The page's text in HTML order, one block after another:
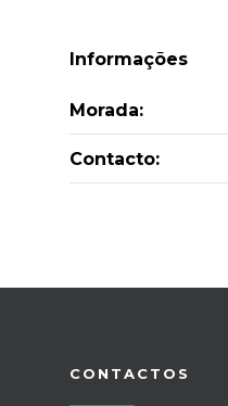
Informações
Morada:
Contacto:
CONTACTOS